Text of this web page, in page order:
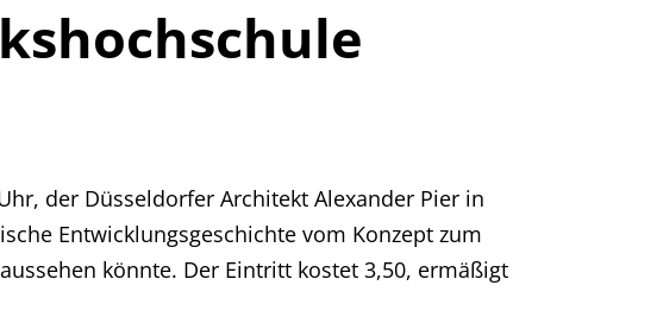
der Düsseldorfer Architekt Alexander Pier in
Entwicklungsgeschichte vom Konzept zum
könnte. Der Eintritt kostet 3,50, ermäßigt